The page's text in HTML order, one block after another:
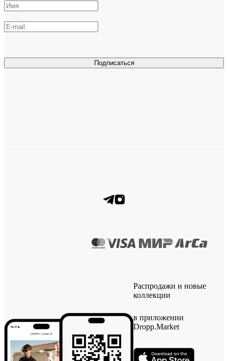
Подписаться
Распродажи и новые
коллекции
в приложении
Dropp.Market